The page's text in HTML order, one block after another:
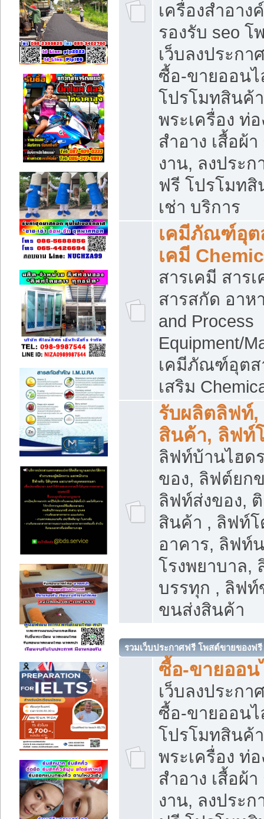
เครื่องสำอา
รองรับ seo โ
เว็บลงประก
ซื้อ-ขายออน
โปรโมทสินค้
พระเครื่อง ท่อ
สำอาง เสื้อผ้
งาน, ลงประ
ฟรี โปรโมท
เช่า บริการ
เคมีภัณฑ์อุต
เคมี
สารเคมี สาร
สารสกัด อาห
and Process
Equipment/
เคมีภัณฑ์อุตส
เสริม
รับผลิตลิฟท์
สินค้า, ลิฟท์
ลิฟท์บ้านไฮด
ของ, ลิฟต์ยก
ลิฟท์ส่งของ,
สินค้า , ลิฟท์
อาคาร, ลิฟท์
โรงพยาบาล,
บรรทุก , ลิฟ
ขนส่งสินค้า
รวมเว็บประกาศฟรี โพสต์ขายของฟรี
ซื้อ-ขายออน
เว็บลงประก
ซื้อ-ขายออน
โปรโมทสินค้
พระเครื่อง ท่อ
สำอาง เสื้อผ้
งาน, ลงประ